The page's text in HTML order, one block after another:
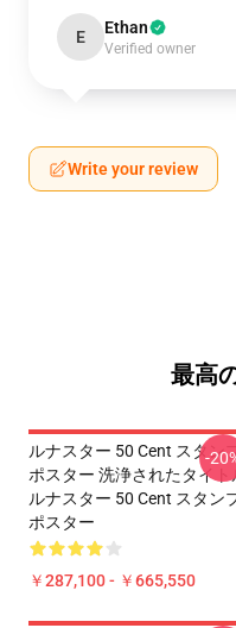
E Ethan
Verified owner
Write your review
最高
ルナスター 50 Cent スタン
ポスター 洗浄されたタイト
ルナスター 50 Cent スタン
ポスター
￥287,100 - ￥665,550
-